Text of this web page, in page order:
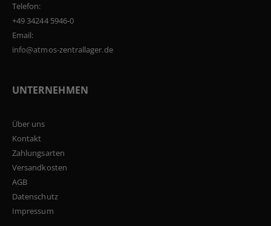
Telefon:
+49 34244 5946-0
Email:
info@atmos-zentrallager.de
UNTERNEHMEN
Über uns
Kontakt
Zahlungsarten
Versandkosten
AGB
Datenschutz
Impressum